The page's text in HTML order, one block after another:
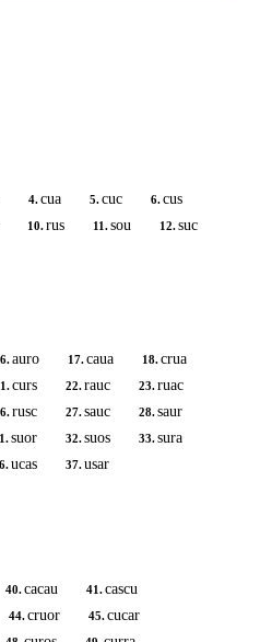
4.cua 5.cuc 6.cus
10.rus 11.sou 12.suc
auro 17.caua 18.crua
curs 22.rauc 23.ruac
rusc 27.sauc 28.saur
suor 32.suos 33.sura
ucas 37.usar
40.cacau 41.cascu
44.cruor 45.cucar